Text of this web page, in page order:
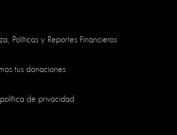
Políticas y Reportes Financieros
tus donaciones
de privacidad